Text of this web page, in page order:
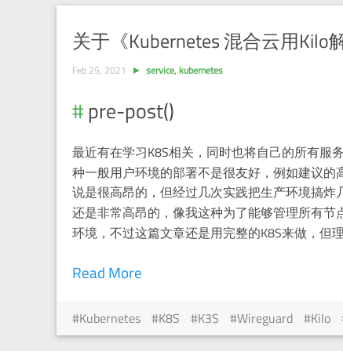
关于《Kubernetes 混合云用Kilo
Feb 25, 2021 service, kubernetes
pre-post()
最近有在学习K8S相关，同时也将自己的所有服
种一般用户环境的部署不是很友好，例如建议的
说是很高昂的，但经过几次实践把生产环境搞
还是非常高昂的，像我这种为了能够管理所有
环境，不过这篇文章还是用完整的K8S来做，但
Read More
Kubernetes K8S K3S Wireguard Kilo